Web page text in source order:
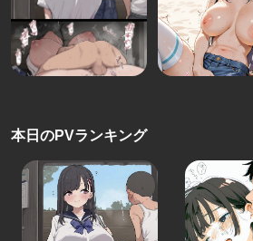
本日のPVランキング